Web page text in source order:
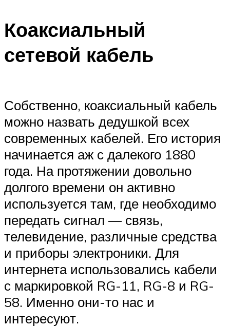
Коаксиальный
сетевой кабель
Собственно, коаксиальный кабель
можно назвать дедушкой всех
современных кабелей. Его история
начинается аж с далекого 1880
года. На протяжении довольно
долгого времени он активно
используется там, где необходимо
передать сигнал — связь,
телевидение, различные средства
и приборы электроники. Для
интернета использовались кабели
с маркировкой RG-11, RG-8 и RG-
58. Именно они-то нас и
интересуют.